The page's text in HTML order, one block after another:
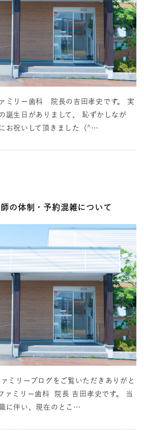
ミリー歯科 院長の吉田孝史です。 実
誕生日がありまして、 恥ずかしなが
お祝いして頂きました（^…
の体制・予約混雑について
ミリーブログをご覧いただきありがと
ァミリー歯科 院長 吉田孝史です。 当
に伴い、現在のとこ…